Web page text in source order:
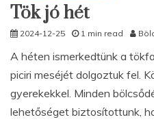
Tök jó hét
2024-12-25 1 min read
A héten ismerkedtünk a
piciri meséjét dolgoztuk fel.
gyerekekkel. Minden
lehetőséget biztosítottunk,